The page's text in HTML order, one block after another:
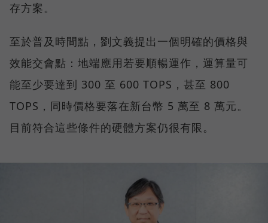
存方案。
至於普及時間點，劉文義提出一個明確的價格與
效能交會點：地端應用若要順暢運作，運算量可
能至少要達到 300 至 600 TOPS，甚至 800
TOPS，同時價格要落在新台幣 5 萬至 8 萬元。
目前符合這些條件的硬體方案仍很有限。